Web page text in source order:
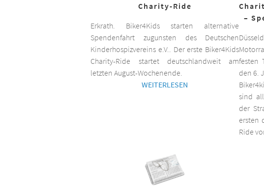
Charity-Ride
Erkrath. Biker4Kids starten alternative
Spendenfahrt zugunsten des Deutschen
Kinderhospizvereins e.V.. Der erste Biker4Kids
Charity-Ride startet deutschlandweit am
letzten August-Wochenende.
WEITERLESEN
–
festen
den 6.
sind
der
ersten
Ride